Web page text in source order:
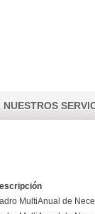
NUESTROS
MultiAnual de